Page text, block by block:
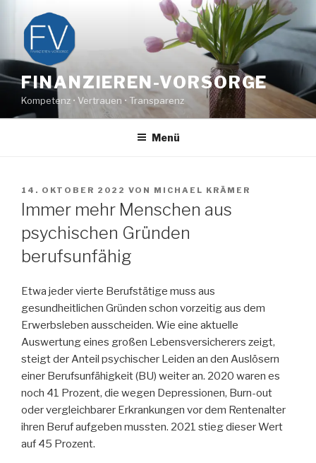
Inhalt
springen
FINANZIEREN-VORSORGE
Kompetenz • Vertrauen • Transparenz
Menü
VERÖFFENTLICHT
AM
14. OKTOBER 2022 VON MICHAEL KRÄMER
Immer mehr Menschen aus
psychischen Gründen
berufsunfähig
Etwa jeder vierte Berufstätige muss aus
gesundheitlichen Gründen schon vorzeitig aus dem
Erwerbsleben ausscheiden. Wie eine aktuelle
Auswertung eines großen Lebensversicherers zeigt,
steigt der Anteil psychischer Leiden an den Auslösern
einer Berufsunfähigkeit (BU) weiter an. 2020 waren es
noch 41 Prozent, die wegen Depressionen, Burn-out
oder vergleichbarer Erkrankungen vor dem Rentenalter
ihren Beruf aufgeben mussten. 2021 stieg dieser Wert
auf 45 Prozent.